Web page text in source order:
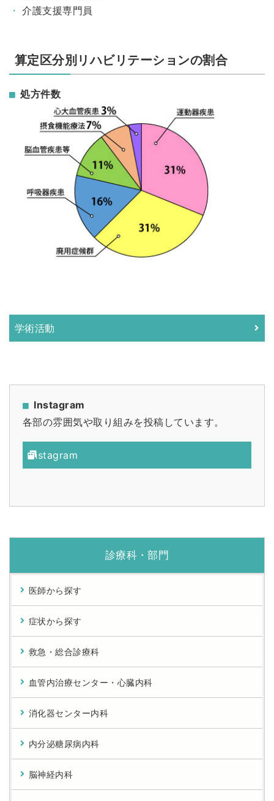
介護支援専門員
算定区分別リハビリテーションの割合
処方件数
学術活動
Instagram
各部の雰囲気や取り組みを投稿しています。
Instagram
診療科・部門
医師から探す
症状から探す
救急・総合診療科
血管内治療センター・心臓内科
消化器センター内科
内分泌糖尿病内科
脳神経内科